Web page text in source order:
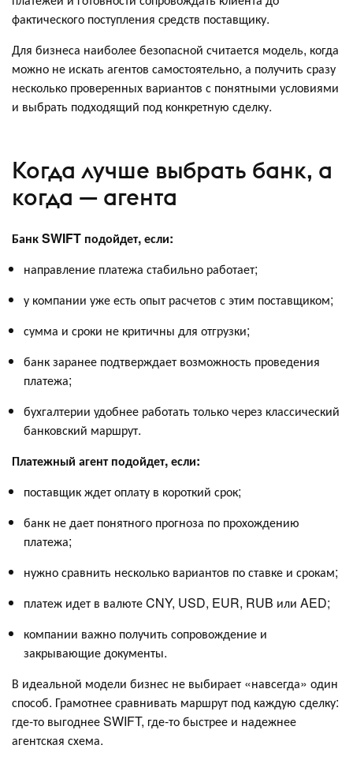
фактического поступления средств поставщику.
Для бизнеса наиболее безопасной считается модель, когда
можно не искать агентов самостоятельно, а получить сразу
несколько проверенных вариантов с понятными условиями
и выбрать подходящий под конкретную сделку.
Когда лучше выбрать банк, а
когда — агента
Банк SWIFT подойдет, если:
направление платежа стабильно работает;
у компании уже есть опыт расчетов с этим поставщиком;
сумма и сроки не критичны для отгрузки;
банк заранее подтверждает возможность проведения
платежа;
бухгалтерии удобнее работать только через классический
банковский маршрут.
Платежный агент подойдет, если:
поставщик ждет оплату в короткий срок;
банк не дает понятного прогноза по прохождению
платежа;
нужно сравнить несколько вариантов по ставке и срокам;
платеж идет в валюте CNY, USD, EUR, RUB или AED;
компании важно получить сопровождение и
закрывающие документы.
В идеальной модели бизнес не выбирает «навсегда» один
способ. Грамотнее сравнивать маршрут под каждую сделку:
где-то выгоднее SWIFT, где-то быстрее и надежнее
агентская схема.